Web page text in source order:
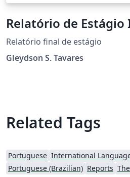
Relatório de Estágio
Relatório final de estágio
Gleydson S. Tavares
Related Tags
Portuguese International
Portuguese (Brazilian) Reports